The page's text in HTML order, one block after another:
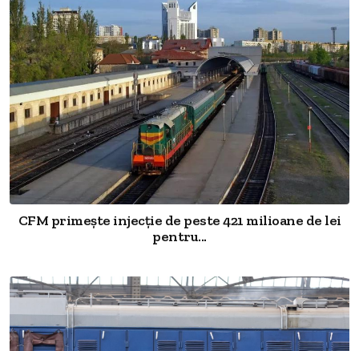
CFM primește injecție de peste 421 milioane de lei
pentru...